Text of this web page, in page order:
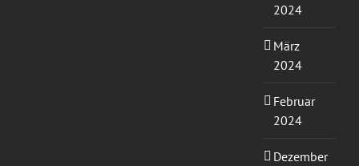
2024
März
2024
Februar
2024
Dezember